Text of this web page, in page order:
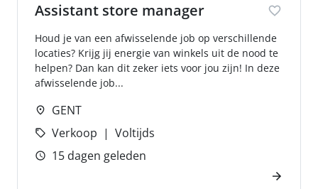
Assistant store manager
Houd je van een afwisselende job op verschillende
locaties? Krijg jij energie van winkels uit de nood te
helpen? Dan kan dit zeker iets voor jou zijn! In deze
afwisselende job...
GENT
Verkoop
Voltijds
15 dagen geleden